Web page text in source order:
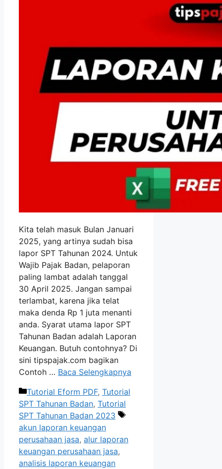
Kita telah masuk Bulan Januari
2025, yang artinya sudah bisa
lapor SPT Tahunan 2024. Untuk
Wajib Pajak Badan, pelaporan
paling lambat adalah tanggal
30 April 2025. Jangan sampai
terlambat, karena jika telat
maka denda Rp 1 juta menanti
anda. Syarat utama lapor SPT
Tahunan Badan adalah Laporan
Keuangan. Butuh contohnya? Di
sini tipspajak.com bagikan
Contoh … Baca Selengkapnya
Kategori
Tutorial Eform PDF, Tutorial
SPT Tahunan Badan, Tutorial
SPT Tahunan Badan 2023
Tag
akun laporan keuangan
perusahaan jasa, alur laporan
keuangan perusahaan jasa,
analisis laporan keuangan